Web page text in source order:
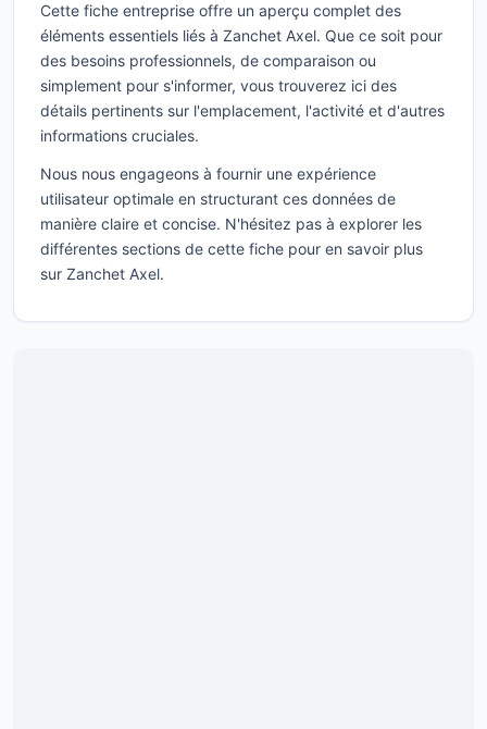
Cette fiche entreprise offre un aperçu complet des
éléments essentiels liés à Zanchet Axel. Que ce soit pour
des besoins professionnels, de comparaison ou
simplement pour s'informer, vous trouverez ici des
détails pertinents sur l'emplacement, l'activité et d'autres
informations cruciales.
Nous nous engageons à fournir une expérience
utilisateur optimale en structurant ces données de
manière claire et concise. N'hésitez pas à explorer les
différentes sections de cette fiche pour en savoir plus
sur Zanchet Axel.